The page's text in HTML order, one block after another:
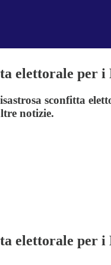
elettorale per
sconfitta
notizie.
elettorale per